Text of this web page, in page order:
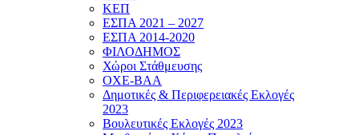
ΚΕΠ
ΕΣΠΑ 2021 – 2027
ΕΣΠΑ 2014-2020
ΦΙΛΟΔΗΜΟΣ
Χώροι Στάθμευσης
ΟΧΕ-ΒΑΑ
Δημοτικές & Περιφερειακές Εκλογές
2023
Βουλευτικές Εκλογές 2023